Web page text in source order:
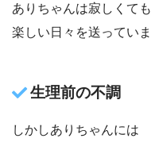
ありちゃんは寂しくても
楽しい日々を送っていま
生理前の不調
しかしありちゃんには